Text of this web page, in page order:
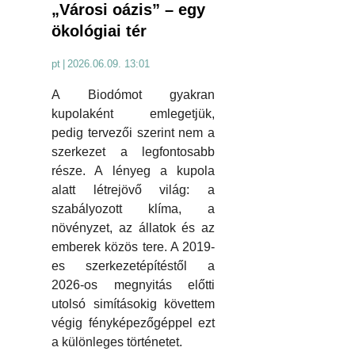
„Városi oázis” – egy
ökológiai tér
pt 2026.06.09. 13:01
A Biodómot gyakran
kupolaként emlegetjük,
pedig tervezői szerint nem a
szerkezet a legfontosabb
része. A lényeg a kupola
alatt létrejövő világ: a
szabályozott klíma, a
növényzet, az állatok és az
emberek közös tere. A 2019-
es szerkezetépítéstől a
2026-os megnyitás előtti
utolsó simításokig követtem
végig fényképezőgéppel ezt
a különleges történetet.